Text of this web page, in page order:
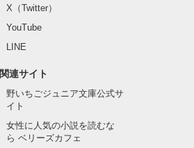
X（Twitter）
YouTube
LINE
関連サイト
野いちごジュニア文庫公式サ
イト
女性に人気の小説を読むな
ら ベリーズカフェ